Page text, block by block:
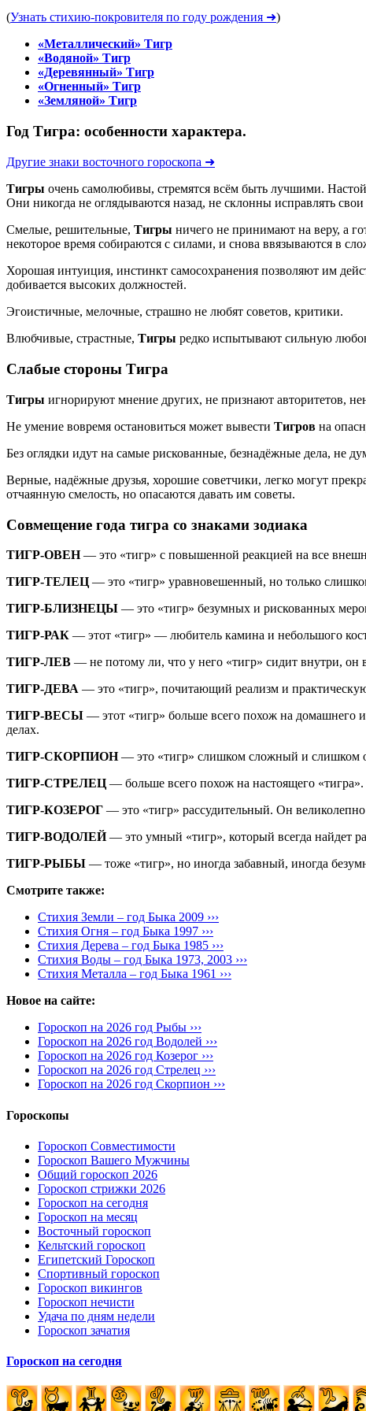
(Узнать стихию-покровителя по году рождения ➜)
«Металлический» Тигр
«Водяной» Тигр
«Деревянный» Тигр
«Огненный» Тигр
«Земляной» Тигр
Год Тигра: особенности характера.
Другие знаки восточного гороскопа ➜
Тигры очень самолюбивы, стремятся всём быть лучшими.
Они никогда не оглядываются назад, не склонны исправлять
Смелые, решительные, Тигры ничего не принимают на веру, а
некоторое время собираются с силами, и снова ввязываются в
Хорошая интуиция, инстинкт самосохранения позволяют им
добивается высоких должностей.
Эгоистичные, мелочные, страшно не любят советов, критики.
Влюбчивые, страстные, Тигры редко испытывают сильную
Слабые стороны Тигра
Тигры игнорируют мнение других, не признают авторитетов,
Не умение вовремя остановиться может вывести Тигров на
Без оглядки идут на самые рискованные, безнадёжные дела, не
Верные, надёжные друзья, хорошие советчики, легко могут
отчаянную смелость, но опасаются давать им советы.
Совмещение года тигра со знаками зодиака
ТИГР-ОВЕН— это «тигр» с повышенной реакцией на все
ТИГР-ТЕЛЕЦ — это «тигр» уравновешенный, но только
ТИГР-БЛИЗНЕЦЫ — это «тигр» безумных и рискованных
ТИГР-РАК — этот «тигр» — любитель камина и небольшого
ТИГР-ЛЕВ — не потому ли, что у него «тигр» сидит внутри, он
ТИГР-ДЕВА — это «тигр», почитающий реализм и
ТИГР-ВЕСЫ — этот «тигр» больше всего похож на домашнего
делах.
ТИГР-СКОРПИОН— это «тигр» слишком сложный и слишком
ТИГР-СТРЕЛЕЦ — больше всего похож на настоящего
ТИГР-КОЗЕРОГ — это «тигр» рассудительный. Он
ТИГР-ВОДОЛЕЙ— это умный «тигр», который всегда найдет
ТИГР-РЫБЫ — тоже «тигр», но иногда забавный, иногда
Смотрите также:
Стихия Земли – год Быка 2009 ›››
Стихия Огня – год Быка 1997 ›››
Стихия Дерева – год Быка 1985 ›››
Стихия Воды – год Быка 1973, 2003 ›››
Стихия Металла – год Быка 1961 ›››
Новое на сайте:
Гороскоп на 2026 год Рыбы ›››
Гороскоп на 2026 год Водолей ›››
Гороскоп на 2026 год Козерог ›››
Гороскоп на 2026 год Стрелец ›››
Гороскоп на 2026 год Скорпион ›››
Гороскопы
Гороскоп Совместимости
Гороскоп Вашего Мужчины
Общий гороскоп 2026
Гороскоп стрижки 2026
Гороскоп на сегодня
Гороскоп на месяц
Восточный гороскоп
Кельтский гороскоп
Египетский Гороскоп
Спортивный гороскоп
Гороскоп викингов
Гороскоп нечисти
Удача по дням недели
Гороскоп зачатия
Гороскоп на сегодня